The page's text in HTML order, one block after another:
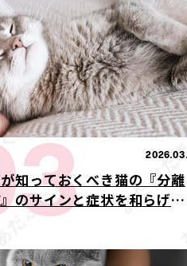
知っておくべき猫の『分離
のサインと症状を和らげる